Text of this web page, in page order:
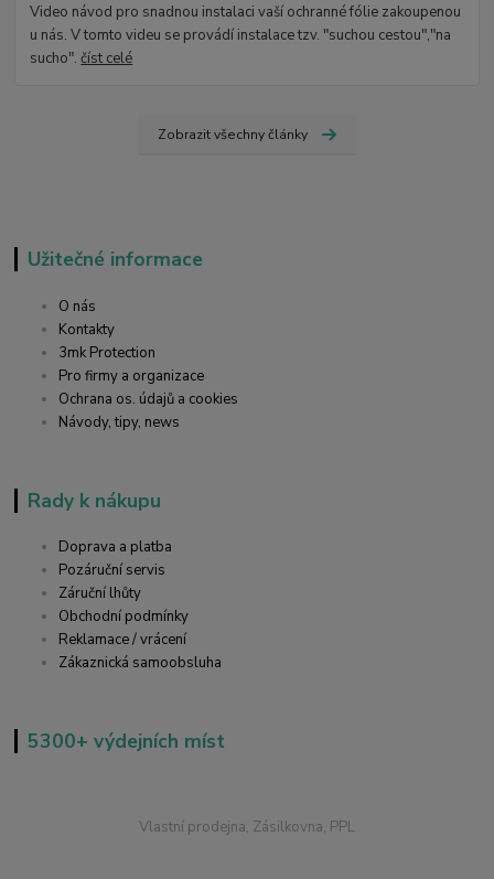
Video návod pro snadnou instalaci vaší ochranné fólie zakoupenou
u nás. V tomto videu se provádí instalace tzv. "suchou cestou","na
sucho".číst celé
Zobrazit všechny články
Užitečné informace
O nás
Kontakty
3mk Protection
Pro firmy a organizace
Ochrana os. údajů a cookies
Návody, tipy, news
Rady k nákupu
Doprava a platba
Pozáruční servis
Záruční lhůty
Obchodní podmínky
Reklamace / vrácení
Zákaznická samoobsluha
5300+ výdejních míst
Vlastní prodejna, Zásilkovna, PPL